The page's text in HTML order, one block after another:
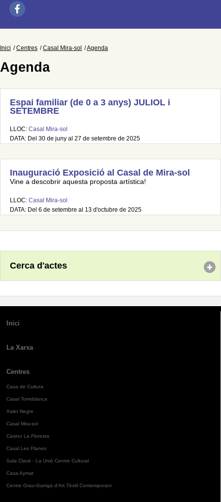
Inici Centres Casal Mira-sol Agenda
Agenda
Espai familiar (de 0 a 3 anys) JULIOL i
SETEMBRE
LLOC: Casal Mira-sol
DATA: Del 30 de juny al 27 de setembre de 2025
Inauguració Exposició al Casal de Mira-sol
Vine a descobrir aquesta proposta artística!
LLOC: Casal Mira-sol
DATA: Del 6 de setembre al 13 d'octubre de 2025
Cerca d'actes
Inici
La Xarxa
Centres
Casa de Cultura
Casal Torreblanca
Xalet Negre
Casal Mira-sol
Casino La Floresta
Casal Les Planes
Sala Clavé - La Unió Centre Cultural
Casa Aymat
Centre Grau-Garriga d'Art Tèxtil Contemporani